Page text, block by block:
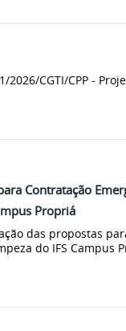
2026/CGTI/CPP -
Contratação
Propriá
das propostas
do IFS Campus